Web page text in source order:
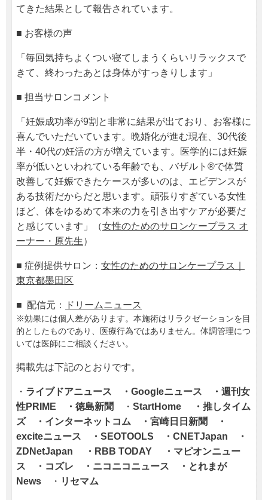
てきた結果として報告されています。
■ お客様の声
「毎回気持ちよくつい寝てしまうくらいリラックスで
きて、終わったあとは身体がすっきりします」
■ 担当サロンコメント
「妊娠成功率が9割と非常に結果が出ており、お客様に
喜んでいただいています。晩婚化が進む現在、30代後
半・40代の妊活の方が増えています。医学的には妊娠
率が低いといわれている年齢でも、バザルト®で体質
改善して妊娠できたケースが多いのは、エビデンスが
ある技術だからだと思います。頑張りすぎている女性
ほど、体をゆるめて本来の力を引き出すケアが必要だ
と感じています」（女性のためのサロンケープラス オ
ーナー・原先生）
■ 症例提供サロン： 女性のためのサロンケープラス｜
東京都墨田区
■ 配信元： ドリームニュース
※効果には個人差があります。本施術はリラクゼーションを目
的としたものであり、医療行為ではありません。体調管理につ
いては医師にご相談ください。
掲載先は下記のとおりです。
・ ライブドアニュース
・Googleニュース ・週刊女
性PRIME ・徳島新聞
・ StartHome ・推しタイム
ズ ・インターネットコム
・宮崎日日新聞
・
exciteニュース ・SEOTOOLS ・ CNETJapan
・
ZDNetJapan ・RBB TODAY ・マピオンニュー
ス ・コズレ ・ニコニコニュース ・ とれまが
News ・ リセマム